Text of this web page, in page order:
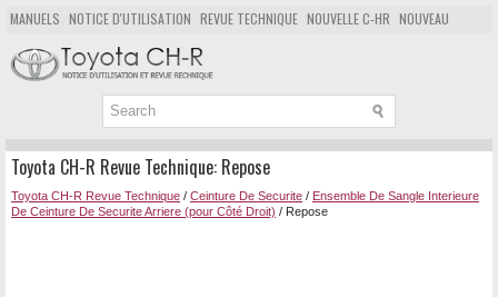
MANUELS NOTICE D'UTILISATION REVUE TECHNIQUE NOUVELLE C-HR NOUVEAU
POPULAIRE
PLAN DU SITE CHERCHER
Toyota CH-R Revue Technique: Repose
Toyota CH-R Revue Technique / Ceinture De Securite / Ensemble De Sangle Interieure
De Ceinture De Securite Arriere (pour Côté Droit) / Repose